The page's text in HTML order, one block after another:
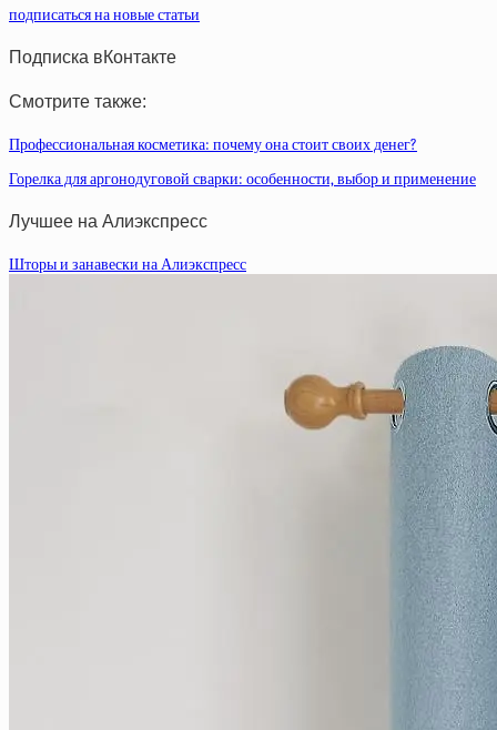
подписаться на новые статьи
Подписка вКонтакте
Смотрите также:
Профессиональная косметика: почему она стоит своих денег?
Горелка для аргонодуговой сварки: особенности, выбор и применение
Лучшее на Алиэкспресс
Шторы и занавески на Алиэкспресс